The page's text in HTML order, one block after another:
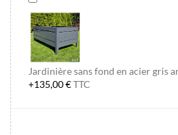
Jardinière sans fond en acier gris
+135,00 €TTC